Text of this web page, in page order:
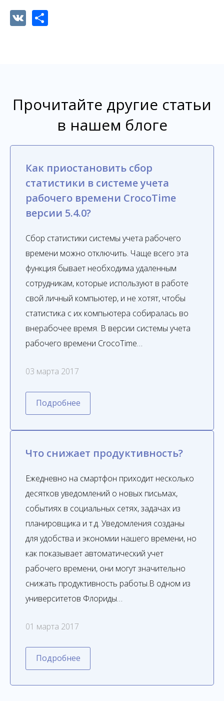
VK Share
Прочитайте другие статьи
в нашем блоге
Как приостановить сбор
статистики в системе учета
рабочего времени CrocoTime
версии 5.4.0?
Сбор статистики системы учета рабочего
времени можно отключить. Чаще всего эта
функция бывает необходима удаленным
сотрудникам, которые используют в работе
свой личный компьютер, и не хотят, чтобы
статистика с их компьютера собиралась во
внерабочее время. В версии системы учета
рабочего времени CrocoTime…
03 марта 2017
Подробнее
Что снижает продуктивность?
Ежедневно на смартфон приходит несколько
десятков уведомлений о новых письмах,
событиях в социальных сетях, задачах из
планировщика и т.д. Уведомления созданы
для удобства и экономии нашего времени, но
как показывает автоматический учет
рабочего времени, они могут значительно
снижать продуктивность работы.В одном из
университетов Флориды…
01 марта 2017
Подробнее